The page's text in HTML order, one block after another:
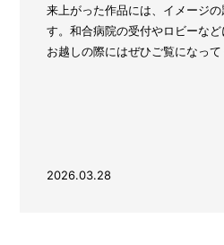
来上がった作品には、イメージ
す。和合病院の受付やロビーなど
お越しの際にはぜひご覧になって
2026.03.28